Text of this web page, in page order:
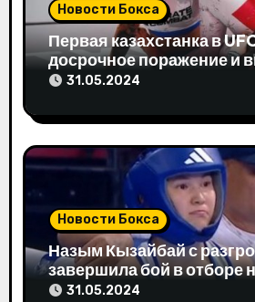
о
з
п
и
я
м
Новости Бокса
Первая казахстанка в
досрочное поражение и
свое мнение
31.05.2024
Новости Бокса
Назым Кызайбай с
завершила бой в отборе
Олимпиаду-2024
31.05.2024